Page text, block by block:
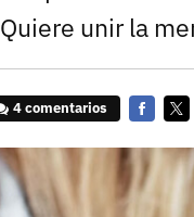
Quiere unir la
4 comentarios